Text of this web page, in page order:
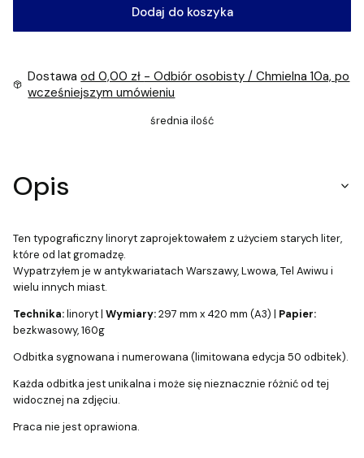
Dodaj do koszyka
Dostawaod 0,00 zł - Odbiór osobisty / Chmielna 10a, po
wcześniejszym umówieniu
średnia ilość
Opis
Ten typograficzny linoryt zaprojektowałem z użyciem starych liter,
które od lat gromadzę.
Wypatrzyłem je w antykwariatach Warszawy, Lwowa, Tel Awiwu i
wielu innych miast.
Technika:linoryt | Wymiary:297 mm x 420 mm (A3) | Papier:
bezkwasowy, 160g
Odbitka sygnowana i numerowana (limitowana edycja 50 odbitek).
Każda odbitka jest unikalna i może się nieznacznie różnić od tej
widocznej na zdjęciu.
Praca nie jest oprawiona.